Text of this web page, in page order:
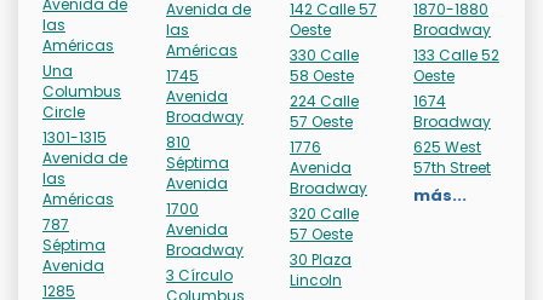
Avenida de
las
Américas
Una
Columbus
Circle
1301-1315
Avenida de
las
Américas
787
Séptima
Avenida
1285
Avenida de
las
Américas
1745
Avenida
Broadway
810
Séptima
Avenida
1700
Avenida
Broadway
3 Círculo
142 Calle 57
Oeste
330 Calle
58 Oeste
224 Calle
57 Oeste
1776
Avenida
Broadway
320 Calle
57 Oeste
30 Plaza
Lincoln
1870-1880
Broadway
133 Calle 52
Oeste
1674
Broadway
625 West
57th Street
más...